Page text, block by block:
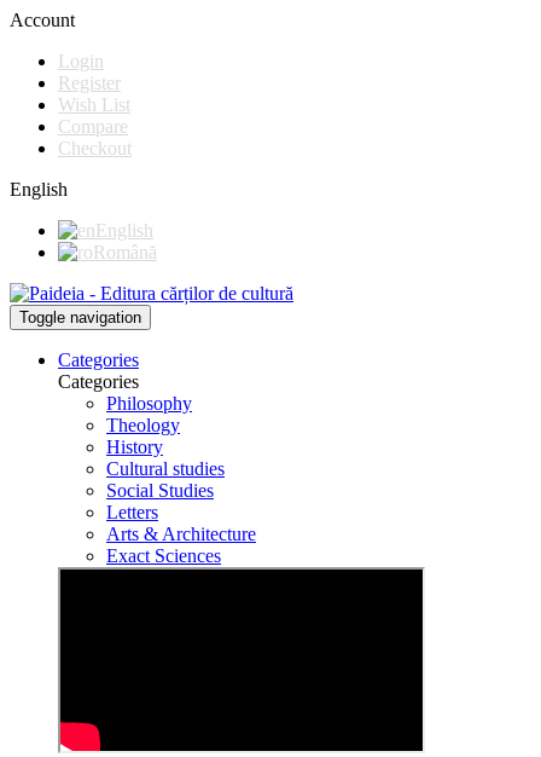
Account
Login
Register
Wish List
Compare
Checkout
English
English
Română
Toggle navigation
Categories
Categories
Philosophy
Theology
History
Cultural studies
Social Studies
Letters
Arts & Architecture
Exact Sciences